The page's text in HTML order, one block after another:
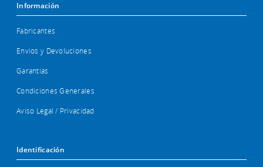
Información
Fabricantes
Envios y Devoluciones
Garantias
Condiciones Generales
Aviso Legal / Privacidad
Identificación